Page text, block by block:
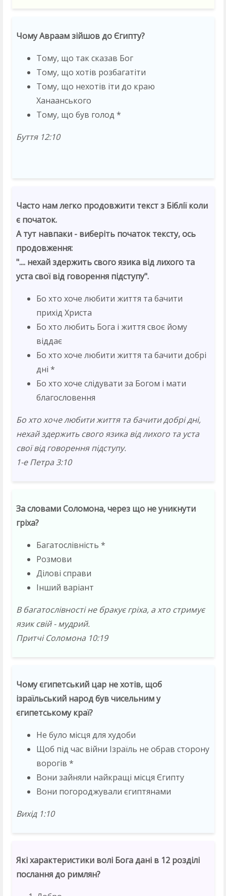
Чому Авраам зійшов до Єгипту?
Тому, що так сказав Бог
Тому, що хотів розбагатіти
Тому, що нехотів іти до краю
Ханаанського
Тому, що був голод *
Буття 12:10
Часто нам легко продовжити текст з Біблії коли
є початок.
А тут навпаки - виберіть початок тексту, ось
продовження:
".... нехай здержить свого язика від лихого та
уста свої від говорення підступу".
Бо хто хоче любити життя та бачити
прихід Христа
Бо хто любить Бога і життя своє йому
віддає
Бо хто хоче любити життя та бачити добрі
дні *
Бо хто хоче слідувати за Богом і мати
благословення
Бо хто хоче любити життя та бачити добрі дні,
нехай здержить свого язика від лихого та уста
свої від говорення підступу.
1-е Петра 3:10
За словами Соломона, через що не уникнути
гріха?
Багатослівність *
Розмови
Ділові справи
Інший варіант
В багатослівності не бракує гріха, а хто стримує
язик свій - мудрий.
Притчі Соломона 10:19
Чому єгипетський цар не хотів, щоб
ізраїльський народ був чисельним у
єгипетському краї?
Не було місця для худоби
Щоб під час війни Ізраїль не обрав сторону
ворогів *
Вони зайняли найкращі місця Єгипту
Вони погороджували єгиптянами
Вихід 1:10
Які характеристики волі Бога дані в 12 розділі
послання до римлян?